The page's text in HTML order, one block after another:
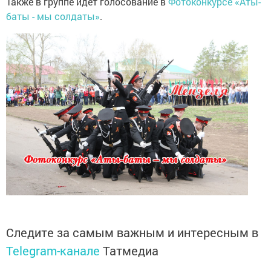
баты - мы солдаты».
Следите за самым важным и интересным в
Telegram-канале Татмедиа